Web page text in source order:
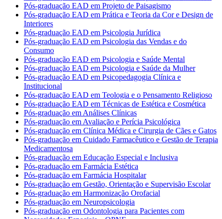
Pós-graduação EAD em Projeto de Paisagismo
Pós-graduação EAD em Prática e Teoria da Cor e Design de
Interiores
Pós-graduação EAD em Psicologia Jurídica
Pós-graduação EAD em Psicologia das Vendas e do
Consumo
Pós-graduação EAD em Psicologia e Saúde Mental
Pós-graduação EAD em Psicologia e Saúde da Mulher
Pós-graduação EAD em Psicopedagogia Clínica e
Institucional
Pós-graduação EAD em Teologia e o Pensamento Religioso
Pós-graduação EAD em Técnicas de Estética e Cosmética
Pós-graduação em Análises Clínicas
Pós-graduação em Avaliação e Perícia Psicológica
Pós-graduação em Clínica Médica e Cirurgia de Cães e Gatos
Pós-graduação em Cuidado Farmacêutico e Gestão de Terapia
Medicamentosa
Pós-graduação em Educação Especial e Inclusiva
Pós-graduação em Farmácia Estética
Pós-graduação em Farmácia Hospitalar
Pós-graduação em Gestão, Orientação e Supervisão Escolar
Pós-graduação em Harmonização Orofacial
Pós-graduação em Neuropsicologia
Pós-graduação em Odontologia para Pacientes com